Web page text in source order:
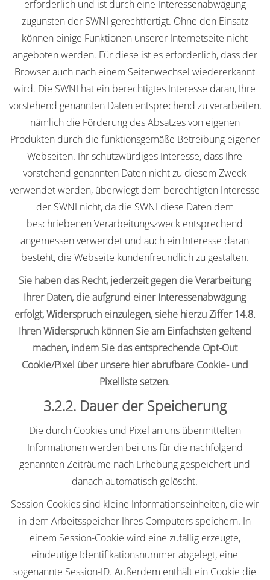
erforderlich und ist durch eine Interessenabwägung
zugunsten der SWNI gerechtfertigt. Ohne den Einsatz
können einige Funktionen unserer Internetseite nicht
angeboten werden. Für diese ist es erforderlich, dass der
Browser auch nach einem Seitenwechsel wiedererkannt
wird. Die SWNI hat ein berechtigtes Interesse daran, Ihre
vorstehend genannten Daten entsprechend zu verarbeiten,
nämlich die Förderung des Absatzes von eigenen
Produkten durch die funktionsgemäße Betreibung eigener
Webseiten. Ihr schutzwürdiges Interesse, dass Ihre
vorstehend genannten Daten nicht zu diesem Zweck
verwendet werden, überwiegt dem berechtigten Interesse
der SWNI nicht, da die SWNI diese Daten dem
beschriebenen Verarbeitungszweck entsprechend
angemessen verwendet und auch ein Interesse daran
besteht, die Webseite kundenfreundlich zu gestalten.
Sie haben das Recht, jederzeit gegen die Verarbeitung
Ihrer Daten, die aufgrund einer Interessenabwägung
erfolgt, Widerspruch einzulegen, siehe hierzu Ziffer 14.8.
Ihren Widerspruch können Sie am Einfachsten geltend
machen, indem Sie das entsprechende Opt-Out
Cookie/Pixel über unsere hier abrufbare Cookie- und
Pixelliste setzen.
3.2.2. Dauer der Speicherung
Die durch Cookies und Pixel an uns übermittelten
Informationen werden bei uns für die nachfolgend
genannten Zeiträume nach Erhebung gespeichert und
danach automatisch gelöscht.
Session-Cookies sind kleine Informationseinheiten, die wir
in dem Arbeitsspeicher Ihres Computers speichern. In
einem Session-Cookie wird eine zufällig erzeugte,
eindeutige Identifikationsnummer abgelegt, eine
sogenannte Session-ID. Außerdem enthält ein Cookie die